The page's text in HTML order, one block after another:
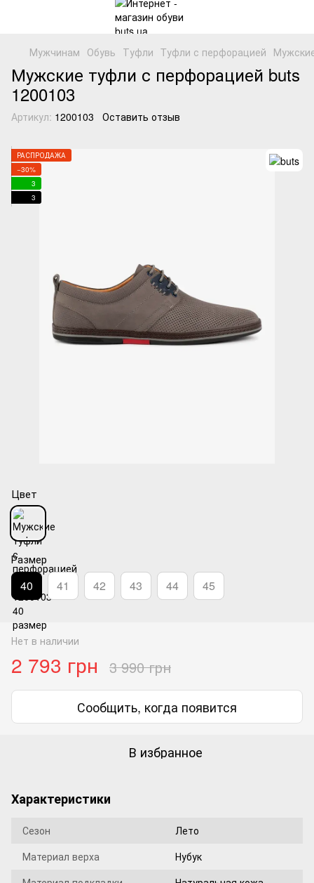
Мужчинам Обувь Туфли Tуфли с перфорацией
Мужские туфли с перфорацией buts
1200103
Артикул: 1200103 Оставить отзыв
РАСПРОДАЖА
−30%
3
3
Цвет
Размер
40 41 42 43 44 45
Нет в наличии
2 793 грн 3 990 грн
Сообщить, когда появится
В избранное
Характеристики
Сезон
Лето
Материал верха
Нубук